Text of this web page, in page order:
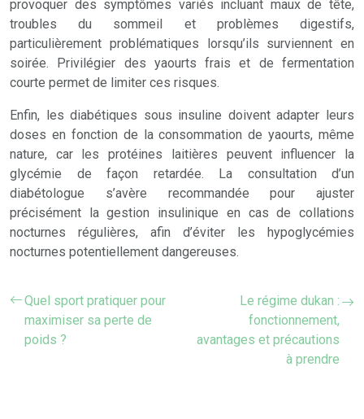
provoquer des symptômes variés incluant maux de tête,
troubles du sommeil et problèmes digestifs,
particulièrement problématiques lorsqu’ils surviennent en
soirée. Privilégier des yaourts frais et de fermentation
courte permet de limiter ces risques.
Enfin, les diabétiques sous insuline doivent adapter leurs
doses en fonction de la consommation de yaourts, même
nature, car les protéines laitières peuvent influencer la
glycémie de façon retardée. La consultation d’un
diabétologue s’avère recommandée pour ajuster
précisément la gestion insulinique en cas de collations
nocturnes régulières, afin d’éviter les hypoglycémies
nocturnes potentiellement dangereuses.
Quel sport pratiquer pour
maximiser sa perte de
poids ?
Le régime dukan :
fonctionnement,
avantages et précautions
à prendre